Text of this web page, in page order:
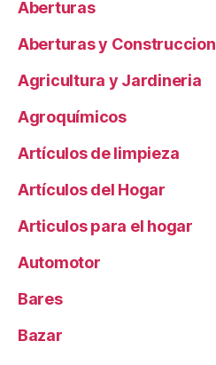
Aberturas
Aberturas y Construccion
Agricultura y Jardineria
Agroquímicos
Artículos de limpieza
Artículos del Hogar
Articulos para el hogar
Automotor
Bares
Bazar